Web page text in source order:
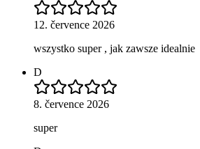
12. července 2026
wszystko super , jak zawsze idealnie
D
8. července 2026
super